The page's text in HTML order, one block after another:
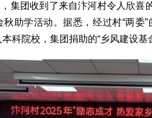
团收到了来自汴河村令人欣喜的
秋助学活动。据悉，经过村“两委
科院校，集团捐助的“乡风建设基